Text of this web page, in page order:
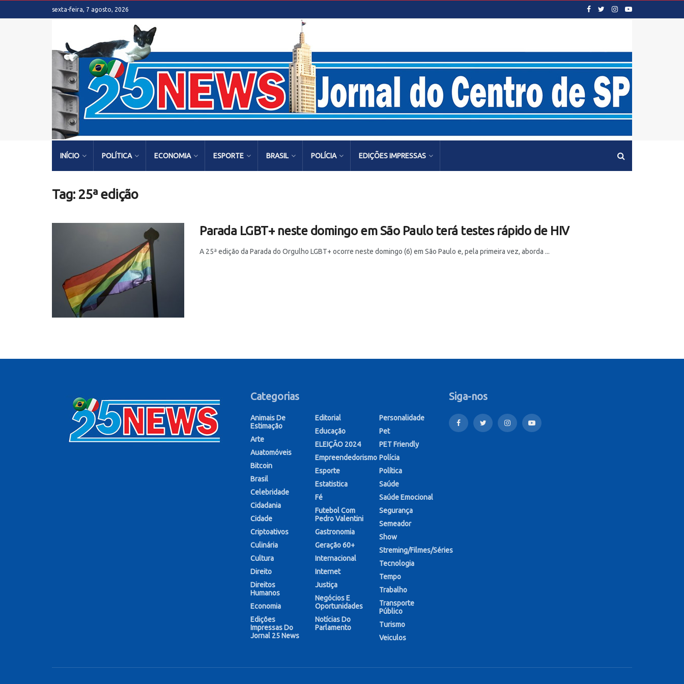
sexta-feira, 7 agosto, 2026
INÍCIO POLÍTICA ECONOMIA ESPORTE BRASIL POLÍCIA EDIÇÕES IMPRESSAS
Tag: 25ª edição
Parada LGBT+ neste domingo em São Paulo terá testes rápido de HIV
A 25ª edição da Parada do Orgulho LGBT+ ocorre neste domingo (6) em São Paulo e, pela primeira vez, aborda ...
Categorias
Animais De
Estimação
Arte
Auatomóveis
Bitcoin
Brasil
Celebridade
Cidadania
Cidade
Criptoativos
Culinária
Cultura
Direito
Direitos
Humanos
Economia
Edições
Impressas Do
Jornal 25 News
Editorial
Educação
ELEIÇÃO 2024
Empreendedorismo
Esporte
Estatistica
Fé
Futebol Com
Pedro Valentini
Gastronomia
Geração 60+
Internacional
Internet
Justiça
Negócios E
Oportunidades
Notícias Do
Parlamento
Personalidade
Pet
PET Friendly
Polícia
Política
Saúde
Saúde Emocional
Segurança
Semeador
Show
Streming/Filmes/Séries
Tecnologia
Tempo
Trabalho
Transporte
Público
Turismo
Veiculos
Siga-nos